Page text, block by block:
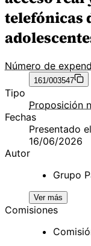
telefónicas
Número de
161/003547
Tipo
Proposición
Fechas
Presentado
16/06/2026
Autor
Grupo
Ver más
Comisiones